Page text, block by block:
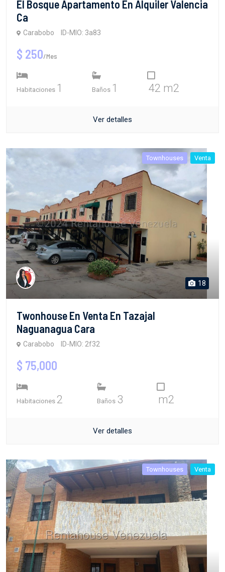
El Bosque Apartamento En Alquiler Valencia
Ca
Carabobo ID-MIO: 3a83
$ 250/Mes
Habitaciones 1 Baños 1 42 m2
Ver detalles
Townhouses Venta
18
Twonhouse En Venta En Tazajal
Naguanagua Cara
Carabobo ID-MIO: 2f32
$ 75,000
Habitaciones 2 Baños 3 m2
Ver detalles
Townhouses Venta